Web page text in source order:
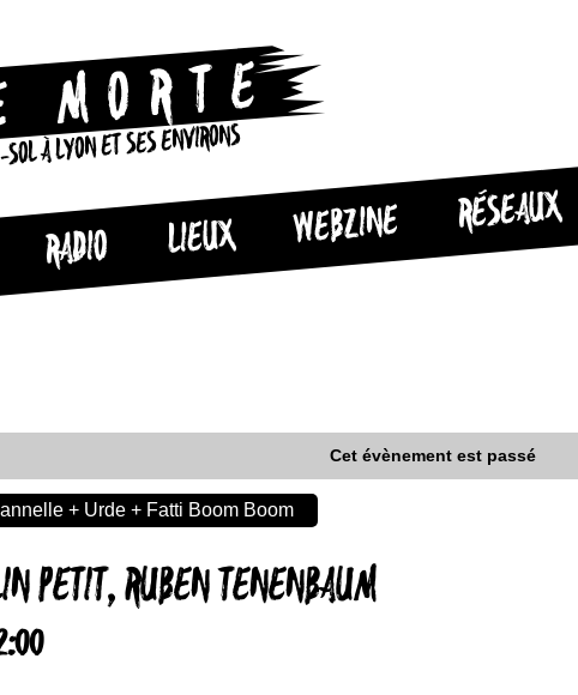
À LYON ET SES ENVIRONS
RADIO LIEUX WEBZINE RÉSEAUX
Cet évènement est passé
PETIT, RUBEN TENENBAUM
+ Urde + Fatti Boom Boom